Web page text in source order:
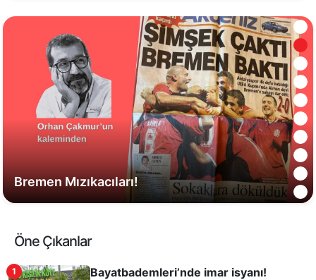
Bremen Mızıkacıları!
Öne Çıkanlar
1 Bayatbademleri’nde imar isyanı!